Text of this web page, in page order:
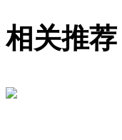
相关推荐